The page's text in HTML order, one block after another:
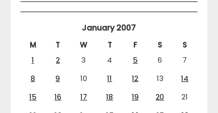
January 2007
M T W T F S
S
1
2 3 4 5 6
7
8
9 10 11 12 13
14
15
16 17 18 19 20
21